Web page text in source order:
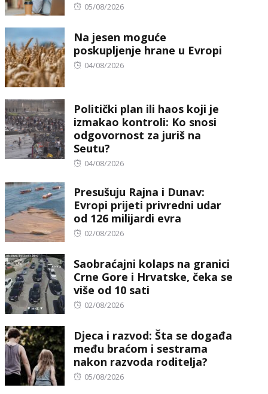
Posted
05/08/2026
Na jesen moguće
poskupljenje hrane u Evropi
Posted
04/08/2026
Politički plan ili haos koji je
izmakao kontroli: Ko snosi
odgovornost za juriš na
Seutu?
Posted
04/08/2026
Presušuju Rajna i Dunav:
Evropi prijeti privredni udar
od 126 milijardi evra
Posted
02/08/2026
Saobraćajni kolaps na granici
Crne Gore i Hrvatske, čeka se
više od 10 sati
Posted
02/08/2026
Djeca i razvod: Šta se događa
među braćom i sestrama
nakon razvoda roditelja?
Posted
05/08/2026